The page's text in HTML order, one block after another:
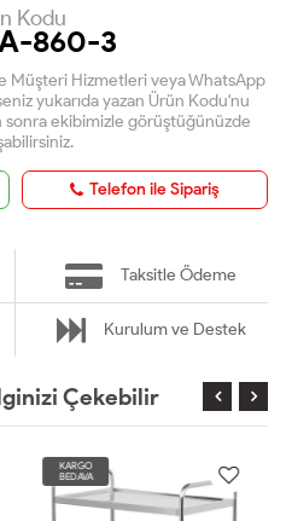
Kodu
860-3
Müşteri Hizmetleri veya WhatsApp
yukarıda yazan Ürün Kodu'nu
sonra ekibimizle görüştüğünüzde
Telefon ile Sipariş
Taksitle Ödeme
Kurulum ve Destek
Çekebilir
KARGO
BEDAVA